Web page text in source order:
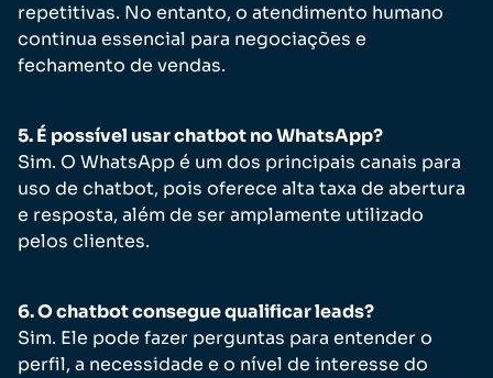
repetitivas. No entanto, o atendimento humano
continua essencial para negociações e
fechamento de vendas.
5. É possível usar chatbot no WhatsApp?
Sim. O WhatsApp é um dos principais canais para
uso de chatbot, pois oferece alta taxa de abertura
e resposta, além de ser amplamente utilizado
pelos clientes.
6. O chatbot consegue qualificar leads?
Sim. Ele pode fazer perguntas para entender o
perfil, a necessidade e o nível de interesse do